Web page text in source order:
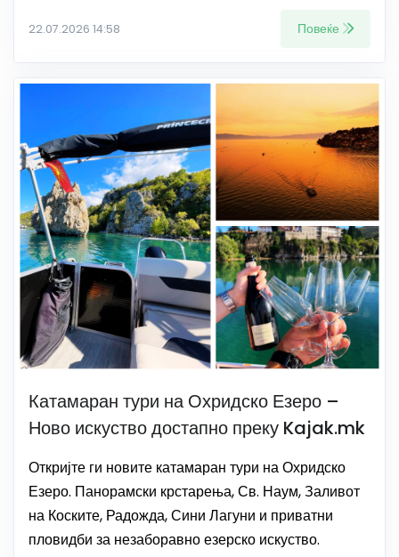
22.07.2026 14:58 Повеќе
Катамаран тури на Охридско Езеро –
Ново искуство достапно преку Kajak.mk
Откријте ги новите катамаран тури на Охридско
Езеро. Панорамски крстарења, Св. Наум, Заливот
на Коските, Радожда, Сини Лагуни и приватни
пловидби за незаборавно езерско искуство.